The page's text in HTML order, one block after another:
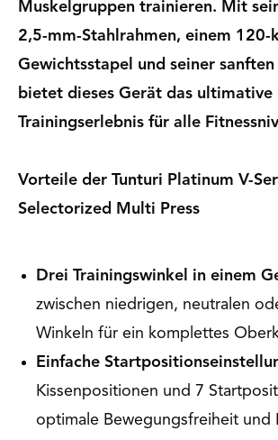
Muskelgruppen trainieren. Mit
2,5-mm-Stahlrahmen, einem 120-
Gewichtsstapel und seiner
bietet dieses Gerät das ultimative
Trainingserlebnis für alle
Vorteile der Tunturi Platinum V-
Selectorized Multi Press
Drei Trainingswinkel in einem
zwischen niedrigen, neutralen
Winkeln für ein komplettes
Einfache
Kissenpositionen und 7
optimale Bewegungsfreiheit und